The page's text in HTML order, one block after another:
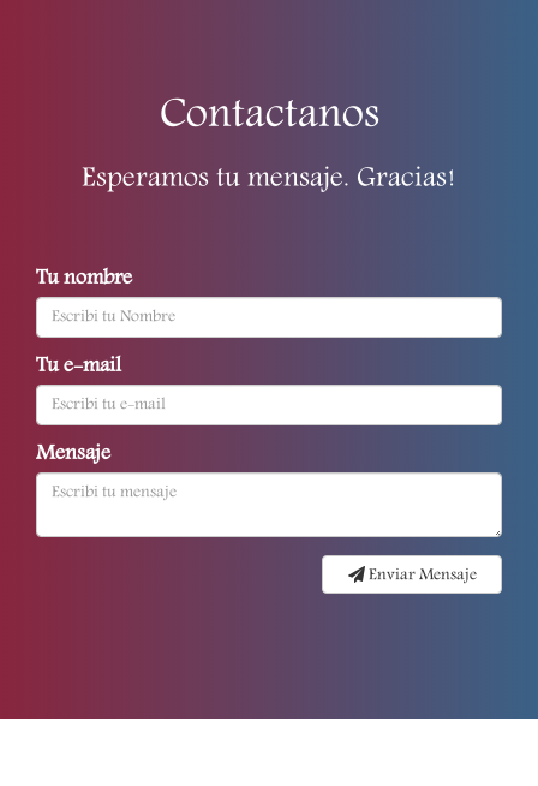
Contactanos
Esperamos tu mensaje. Gracias!
Tu nombre
Tu e-mail
Mensaje
Enviar Mensaje